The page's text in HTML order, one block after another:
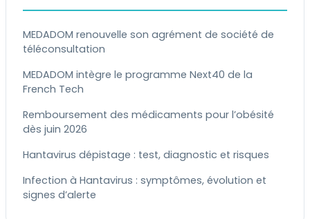
MEDADOM renouvelle son agrément de société de
téléconsultation
MEDADOM intègre le programme Next40 de la
French Tech
Remboursement des médicaments pour l’obésité
dès juin 2026
Hantavirus dépistage : test, diagnostic et risques
Infection à Hantavirus : symptômes, évolution et
signes d’alerte